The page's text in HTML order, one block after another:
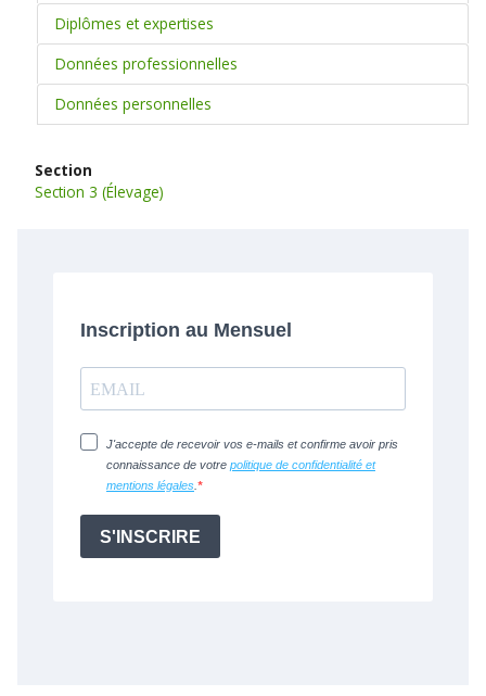
Diplômes et expertises
Données professionnelles
Données personnelles
Section
Section 3 (Élevage)